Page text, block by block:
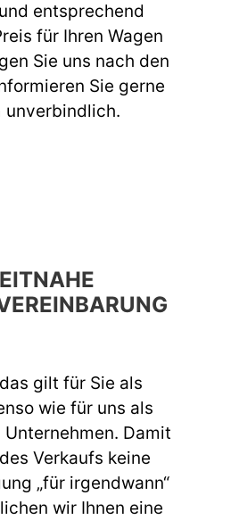
entsprechend
für Ihren Wagen
Sie uns nach den
Sie gerne
unverbindlich.
gilt für Sie als
wie für uns als
Damit
Verkaufs keine
„für irgendwann“
wir Ihnen eine